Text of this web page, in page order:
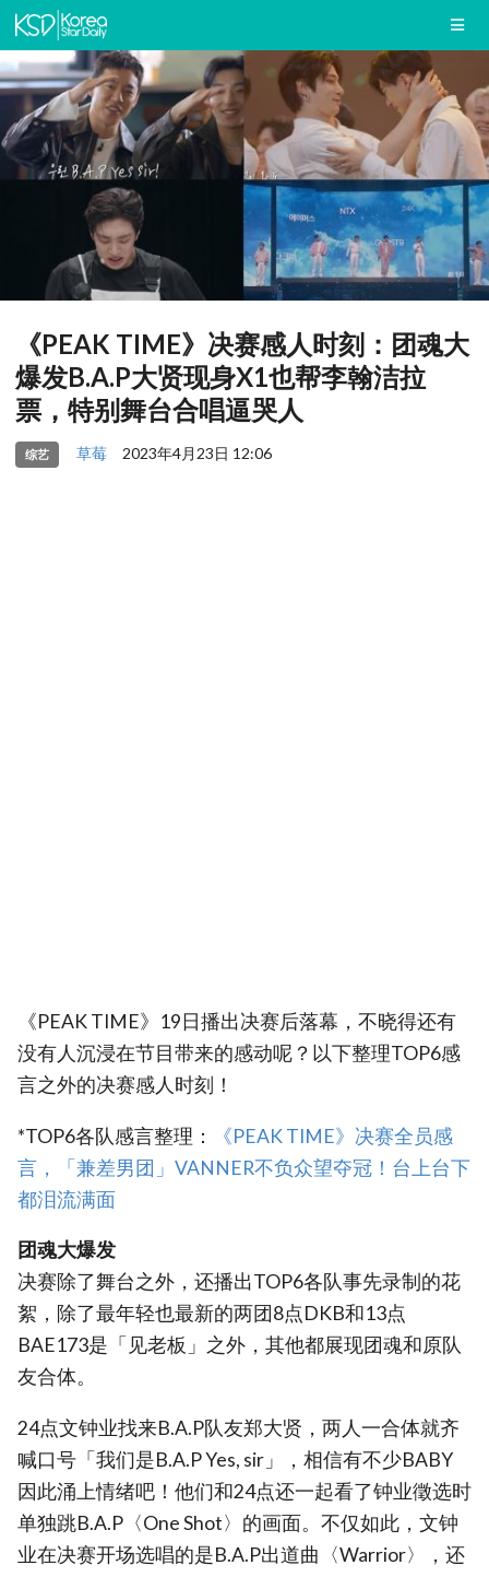
《PEAK TIME》决赛感人时刻：团魂大
爆发B.A.P大贤现身X1也帮李翰洁拉
票，特别舞台合唱逼哭人
综艺 草莓 2023年4月23日 12:06
《PEAK TIME》19日播出决赛后落幕，不晓得还有
没有人沉浸在节目带来的感动呢？以下整理TOP6感
言之外的决赛感人时刻！
*TOP6各队感言整理：
《PEAK TIME》决赛全员感
言，「兼差男团」VANNER不负众望夺冠！台上台下
都泪流满面‎
团魂大爆发
决赛除了舞台之外，还播出TOP6各队事先录制的花
絮，除了最年轻也最新的两团8点DKB和13点
BAE173是「见老板」之外，其他都展现团魂和原队
友合体。
24点文钟业找来B.A.P队友郑大贤，两人一合体就齐
喊口号「我们是B.A.P Yes, sir」，相信有不少BABY
因此涌上情绪吧！他们和24点还一起看了钟业徵选时
单独跳B.A.P〈One Shot〉的画面。不仅如此，文钟
业在决赛开场选唱的是B.A.P出道曲〈Warrior〉，还